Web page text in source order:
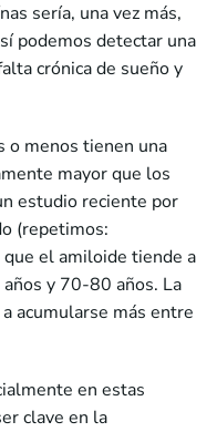
sería, una vez más,
podemos detectar una
crónica de sueño y
o menos tienen una
mayor que los
estudio reciente por
(repetimos:
que el amiloide tiende a
y 70-80 años. La
acumularse más entre
en estas
clave en la